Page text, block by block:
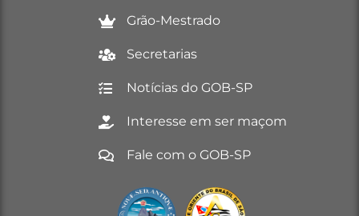
Grão-Mestrado
Secretarias
Notícias do GOB-SP
Interesse em ser maçom
Fale com o GOB-SP